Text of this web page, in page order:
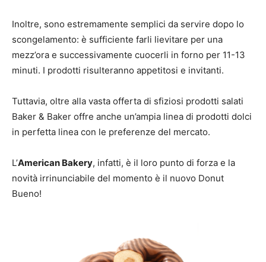
Inoltre, sono estremamente semplici da servire dopo lo
scongelamento: è sufficiente farli lievitare per una
mezz’ora e successivamente cuocerli in forno per 11-13
minuti. I prodotti risulteranno appetitosi e invitanti.
Tuttavia, oltre alla vasta offerta di sfiziosi prodotti salati
Baker & Baker offre anche un’ampia linea di prodotti dolci
in perfetta linea con le preferenze del mercato.
L’American Bakery, infatti, è il loro punto di forza e la
novità irrinunciabile del momento è il nuovo Donut
Bueno!